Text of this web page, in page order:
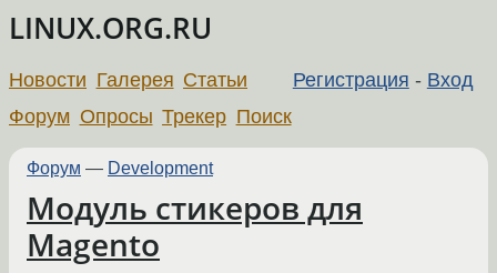
LINUX.ORG.RU
Регистрация - Вход
Новости Галерея Статьи
Форум Опросы Трекер Поиск
Форум — Development
Модуль стикеров для
Magento